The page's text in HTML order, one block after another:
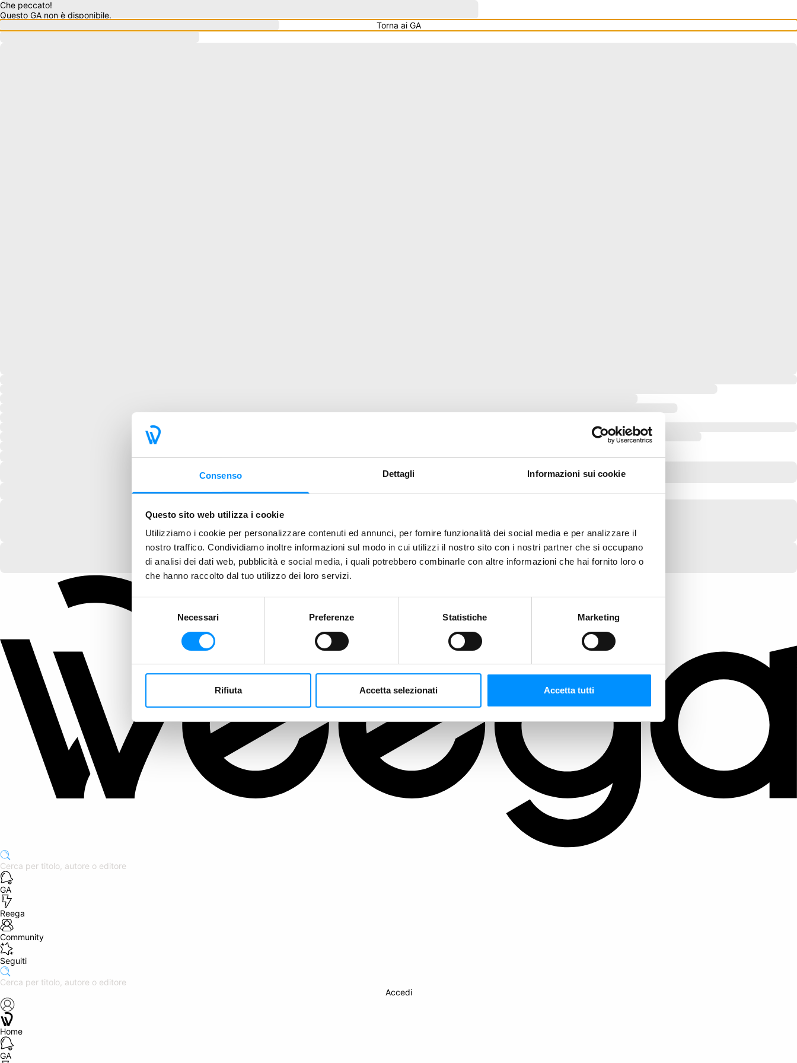
Consenso Dettagli Informazioni sui cookie
Questo sito web utilizza i cookie
Utilizziamo i cookie per personalizzare contenuti ed annunci, per fornire funzionalità dei social media e per analizzare il
nostro traffico. Condividiamo inoltre informazioni sul modo in cui utilizzi il nostro sito con i nostri partner che si occupano
di analisi dei dati web, pubblicità e social media, i quali potrebbero combinarle con altre informazioni che hai fornito loro o
che hanno raccolto dal tuo utilizzo dei loro servizi.
Necessari Preferenze Statistiche Marketing
Rifiuta Accetta selezionati Accetta tutti
GA
Reega
Community
Seguiti
Accedi
Home
GA
Che peccato!
Questo GA non è disponibile.
Torna ai GA